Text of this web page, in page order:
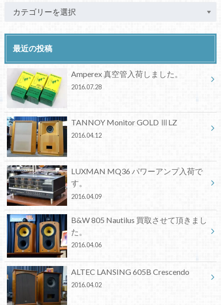
最近の投稿
Amperex 真空管入荷しました。
2016.07.28
TANNOY Monitor GOLD ⅢLZ
2016.04.12
LUXMAN MQ36 パワーアンプ入荷で
す。
2016.04.09
B&W 805 Nautilus 買取させて頂きまし
た。
2016.04.06
ALTEC LANSING 605B Crescendo
2016.04.02